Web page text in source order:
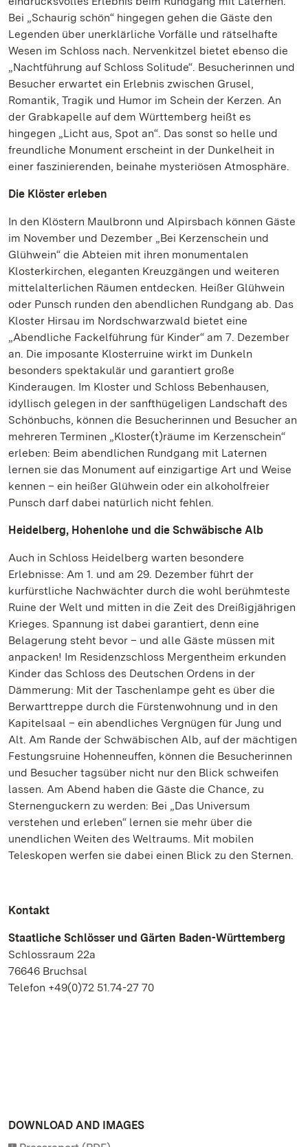
Bei „Schaurig schön“ hingegen gehen die Gäste den
Legenden über unerklärliche Vorfälle und rätselhafte
Wesen im Schloss nach. Nervenkitzel bietet ebenso die
„Nachtführung auf Schloss Solitude“. Besucherinnen und
Besucher erwartet ein Erlebnis zwischen Grusel,
Romantik, Tragik und Humor im Schein der Kerzen. An
der Grabkapelle auf dem Württemberg heißt es
hingegen „Licht aus, Spot an“. Das sonst so helle und
freundliche Monument erscheint in der Dunkelheit in
einer faszinierenden, beinahe mysteriösen Atmosphäre.
Die Klöster erleben
In den Klöstern Maulbronn und Alpirsbach können Gäste
im November und Dezember „Bei Kerzenschein und
Glühwein“ die Abteien mit ihren monumentalen
Klosterkirchen, eleganten Kreuzgängen und weiteren
mittelalterlichen Räumen entdecken. Heißer Glühwein
oder Punsch runden den abendlichen Rundgang ab. Das
Kloster Hirsau im Nordschwarzwald bietet eine
„Abendliche Fackelführung für Kinder“ am 7. Dezember
an. Die imposante Klosterruine wirkt im Dunkeln
besonders spektakulär und garantiert große
Kinderaugen. Im Kloster und Schloss Bebenhausen,
idyllisch gelegen in der sanfthügeligen Landschaft des
Schönbuchs, können die Besucherinnen und Besucher an
mehreren Terminen „Kloster(t)räume im Kerzenschein“
erleben: Beim abendlichen Rundgang mit Laternen
lernen sie das Monument auf einzigartige Art und Weise
kennen – ein heißer Glühwein oder ein alkoholfreier
Punsch darf dabei natürlich nicht fehlen.
Heidelberg, Hohenlohe und die Schwäbische Alb
Auch in Schloss Heidelberg warten besondere
Erlebnisse: Am 1. und am 29. Dezember führt der
kurfürstliche Nachwächter durch die wohl berühmteste
Ruine der Welt und mitten in die Zeit des Dreißigjährigen
Krieges. Spannung ist dabei garantiert, denn eine
Belagerung steht bevor – und alle Gäste müssen mit
anpacken! Im Residenzschloss Mergentheim erkunden
Kinder das Schloss des Deutschen Ordens in der
Dämmerung: Mit der Taschenlampe geht es über die
Berwarttreppe durch die Fürstenwohnung und in den
Kapitelsaal – ein abendliches Vergnügen für Jung und
Alt. Am Rande der Schwäbischen Alb, auf der mächtigen
Festungsruine Hohenneuffen, können die Besucherinnen
und Besucher tagsüber nicht nur den Blick schweifen
lassen. Am Abend haben die Gäste die Chance, zu
Sternenguckern zu werden: Bei „Das Universum
verstehen und erleben“ lernen sie mehr über die
unendlichen Weiten des Weltraums. Mit mobilen
Teleskopen werfen sie dabei einen Blick zu den Sternen.
Kontakt
Staatliche Schlösser und Gärten Baden-Württemberg
Schlossraum 22a
76646 Bruchsal
Telefon +49(0)72 51.74-27 70
DOWNLOAD AND IMAGES